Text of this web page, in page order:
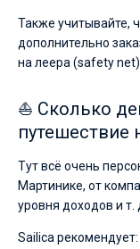
Также учитывайте,
дополнительно
на леера (safety net).
⛵ Сколько
путешествие
Тут всё очень
Мартинике, от
уровня доходов и т.
Sailica рекомендует: